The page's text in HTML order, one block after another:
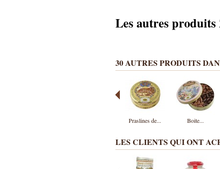
Les autres
30 AUTRES PRODUITS
Praslines de... Boite...
LES CLIENTS QUI ONT